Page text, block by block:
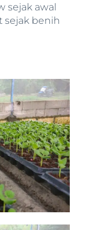
sejak awal
sejak benih